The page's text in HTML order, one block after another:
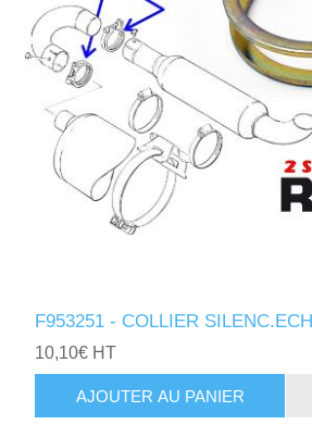
F953251 - COLLIER
10,10€ HT
AJOUTER AU PANIER